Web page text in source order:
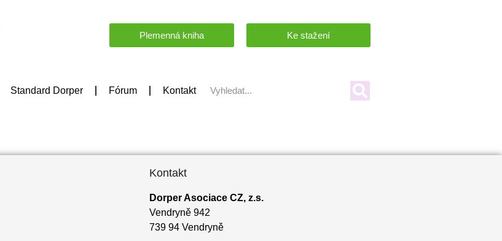
Plemenná kniha Ke stažení
Standard Dorper Fórum Kontakt
Kontakt
Dorper Asociace CZ, z.s.
Vendryně 942
739 94 Vendryně